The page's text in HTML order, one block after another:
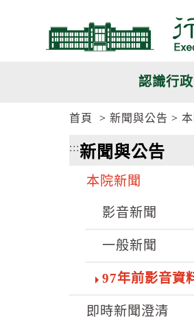
認識行
首頁 新聞與公告
:::新聞與公告
本院新聞
影音新聞
一般新聞
97年前影音資
即時新聞澄清